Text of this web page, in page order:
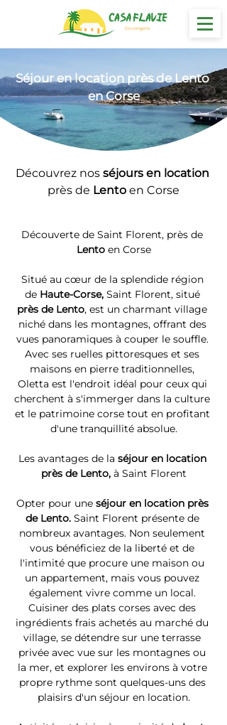
Séjour en location près de Lento
en Corse
Découvrez nos séjours en location
près de Lento en Corse
Découverte de Saint Florent, près de
Lento en Corse
Situé au cœur de la splendide région
de Haute-Corse, Saint Florent, situé
près de Lento, est un charmant village
niché dans les montagnes, offrant des
vues panoramiques à couper le souffle.
Avec ses ruelles pittoresques et ses
maisons en pierre traditionnelles,
Oletta est l'endroit idéal pour ceux qui
cherchent à s'immerger dans la culture
et le patrimoine corse tout en profitant
d'une tranquillité absolue.
Les avantages de la séjour en location
près de Lento, à Saint Florent
Opter pour une séjour en location près
de Lento. Saint Florent présente de
nombreux avantages. Non seulement
vous bénéficiez de la liberté et de
l'intimité que procure une maison ou
un appartement, mais vous pouvez
également vivre comme un local.
Cuisiner des plats corses avec des
ingrédients frais achetés au marché du
village, se détendre sur une terrasse
privée avec vue sur les montagnes ou
la mer, et explorer les environs à votre
propre rythme sont quelques-uns des
plaisirs d'un séjour en location.